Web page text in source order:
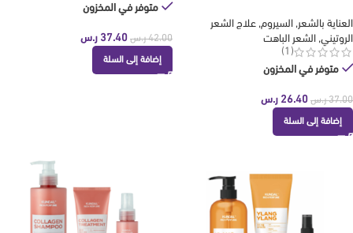
العناية بالشعر, السيروم, علاج الشعر
الروتيني, الشعر الباهت
(1)
متوفر في المخزون
37.00 ر.س 26.40 ر.س
إضافة إلى السلة
متوفر في المخزون
42.00 ر.س 37.40 ر.س
إضافة إلى السلة